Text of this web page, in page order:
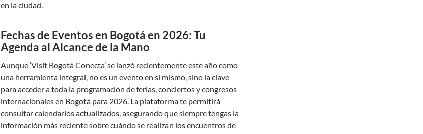
en la ciudad.
Fechas de Eventos en Bogotá en 2026: Tu
Agenda al Alcance de la Mano
Aunque ‘Visit Bogotá Conecta’ se lanzó recientemente este año como
una herramienta integral, no es un evento en sí mismo, sino la clave
para acceder a toda la programación de ferias, conciertos y congresos
internacionales en Bogotá para 2026. La plataforma te permitirá
consultar calendarios actualizados, asegurando que siempre tengas la
información más reciente sobre cuándo se realizan los encuentros de